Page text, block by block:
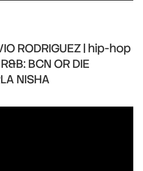
RODRIGUEZ | hip-hop
BCN OR DIE
NISHA